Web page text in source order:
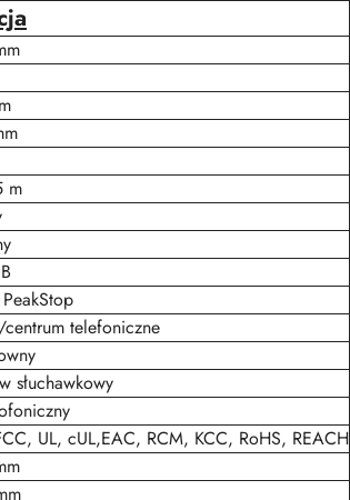
m
telefoniczne
słuchawkowy
UL, cUL,EAC, RCM, KCC, RoHS, REACH